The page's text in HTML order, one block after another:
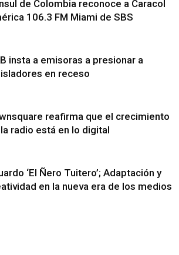
de Colombia reconoce a Caracol
106.3 FM Miami de SBS
insta a emisoras a presionar a
en receso
reafirma que el crecimiento
radio está en lo digital
‘El Ñero Tuitero’; Adaptación y
en la nueva era de los medios